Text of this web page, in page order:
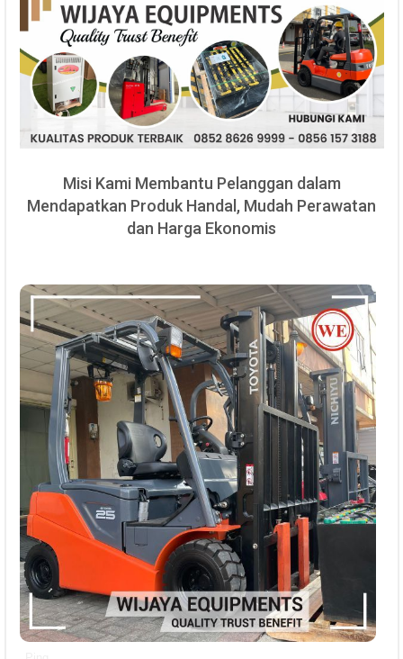
Misi Kami Membantu Pelanggan dalam
Mendapatkan Produk Handal, Mudah Perawatan
dan Harga Ekonomis